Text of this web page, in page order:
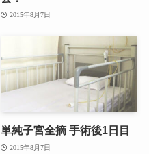
2015年8月7日
単純子宮全摘 手術後1日目
2015年8月7日